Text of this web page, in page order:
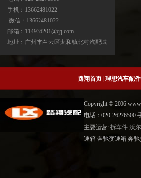
宝马X3分动箱/器ATC13-ATC450-ATC45L-
宝马X5分动箱/器-ATC500-ATC700-
ATC45L-ATC450-ATC13
手机：13662481022
微信：13662481022
邮箱：114936201@qq.com
地址：广州市白云区太和镇北村汽配城
路翔首页 理想汽车配件
Copyright © 2006
电话：020-26276500
主要运营: 拆车件 沃
速箱 奔驰变速箱 奔